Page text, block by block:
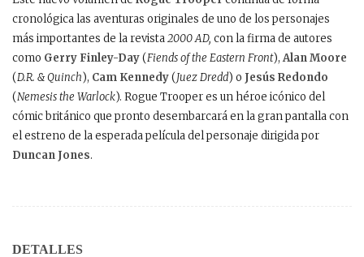
cronológica las aventuras originales de uno de los personajes
más importantes de la revista2000 AD, con la firma de autores
como Gerry Finley-Day(Fiends of the Eastern Front),Alan Moore
(D.R. & Quinch), Cam Kennedy(Juez Dredd) o Jesús Redondo
(Nemesis the Warlock). Rogue Trooper es un héroe icónico del
cómic británico que pronto desembarcará en la gran pantalla con
el estreno de la esperada película del personaje dirigida por
Duncan Jones.
DETALLES